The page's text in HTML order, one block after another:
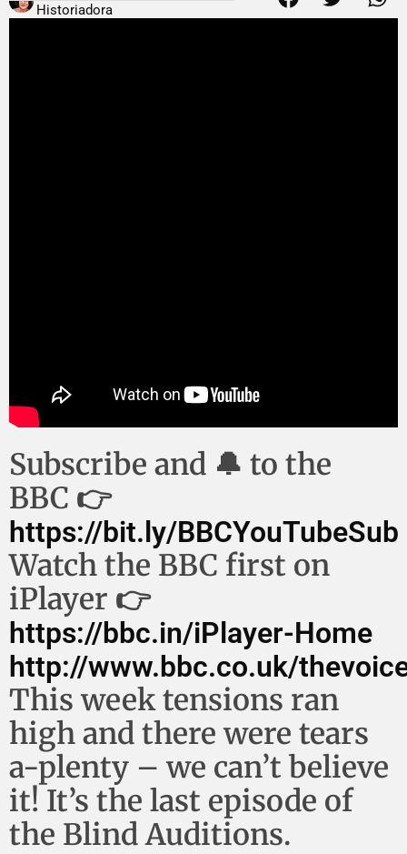
Historiadora
Subscribe and 🔔 to the
BBC 👉
https://bit.ly/BBCYouTubeSub
Watch the BBC first on
iPlayer 👉
https://bbc.in/iPlayer-Home
http://www.bbc.co.uk/
This week tensions ran
high and there were tears
a-plenty – we can’t believe
it! It’s the last episode of
the Blind Auditions.